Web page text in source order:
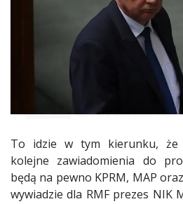
To idzie w tym kierunku, że
kolejne zawiadomienia do
będą na pewno KPRM, MAP
wywiadzie dla RMF prezes NIK